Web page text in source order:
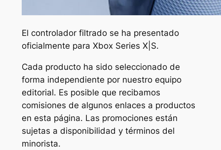
El controlador filtrado se ha presentado
oficialmente para Xbox Series X|S.
Cada producto ha sido seleccionado de
forma independiente por nuestro equipo
editorial. Es posible que recibamos
comisiones de algunos enlaces a productos
en esta página. Las promociones están
sujetas a disponibilidad y términos del
minorista.